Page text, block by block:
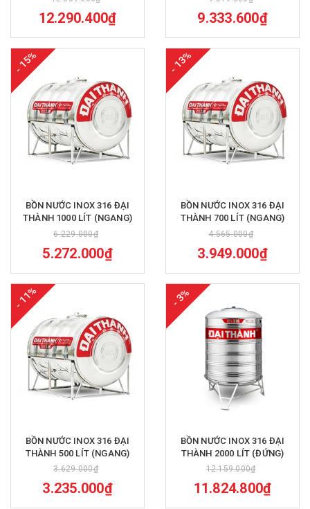
12.290.400₫ 9.333.600₫
- 15%
BỒN NƯỚC INOX 316 ĐẠI
THÀNH 1000 LÍT (NGANG)
6.229.000₫
5.272.000₫
- 13%
BỒN NƯỚC INOX 316 ĐẠI
THÀNH 700 LÍT (NGANG)
4.565.000₫
3.949.000₫
- 11%
BỒN NƯỚC INOX 316 ĐẠI
THÀNH 500 LÍT (NGANG)
3.629.000₫
3.235.000₫
- 3%
BỒN NƯỚC INOX 316 ĐẠI
THÀNH 2000 LÍT (ĐỨNG)
12.159.000₫
11.824.800₫